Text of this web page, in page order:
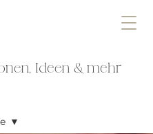
Ideen & mehr